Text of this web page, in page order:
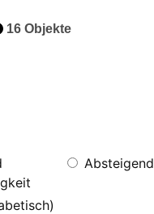
16 Objekte
Absteigend